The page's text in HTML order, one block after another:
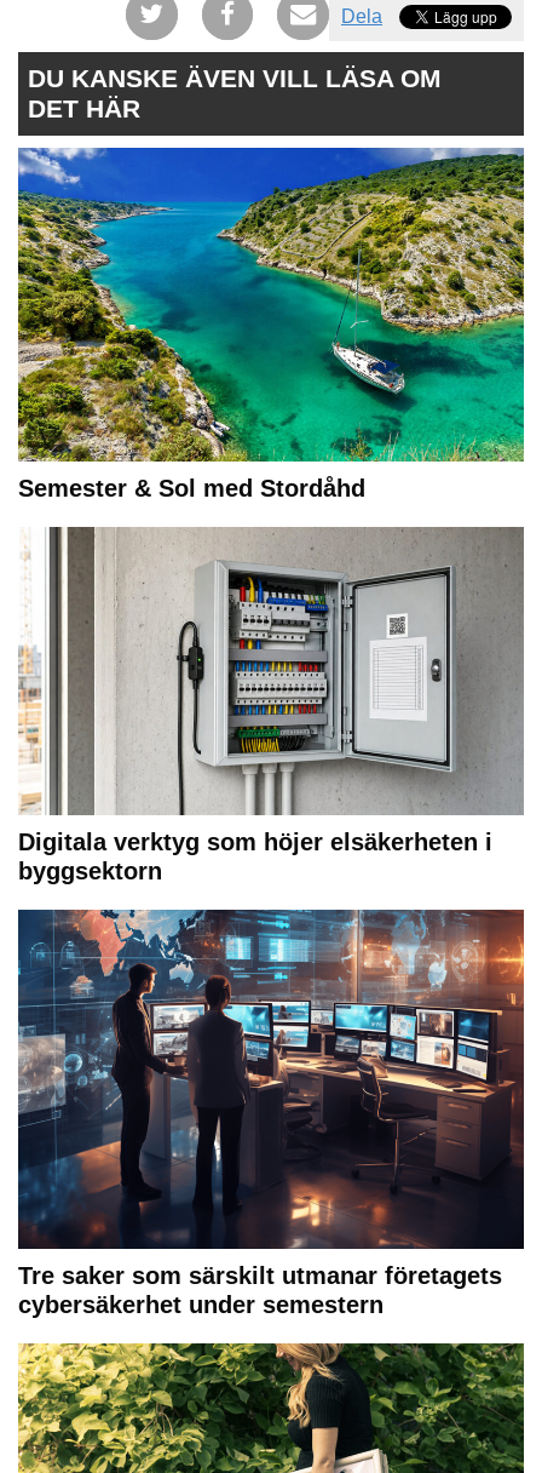
Dela
DU KANSKE ÄVEN VILL LÄSA OM
DET HÄR
Semester & Sol med Stordåhd
Digitala verktyg som höjer elsäkerheten i
byggsektorn
Tre saker som särskilt utmanar företagets
cybersäkerhet under semestern